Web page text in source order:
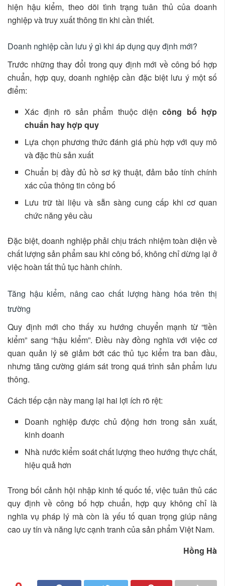
hiện hậu kiểm, theo dõi tình trạng tuân thủ của doanh
nghiệp và truy xuất thông tin khi cần thiết.
Doanh nghiệp cần lưu ý gì khi áp dụng quy định mới?
Trước những thay đổi trong quy định mới về công bố hợp
chuẩn, hợp quy, doanh nghiệp cần đặc biệt lưu ý một số
điểm:
Xác định rõ sản phẩm thuộc diệncông bố hợp
chuẩn hay hợp quy
Lựa chọn phương thức đánh giá phù hợp với quy mô
và đặc thù sản xuất
Chuẩn bị đầy đủ hồ sơ kỹ thuật, đảm bảo tính chính
xác của thông tin công bố
Lưu trữ tài liệu và sẵn sàng cung cấp khi cơ quan
chức năng yêu cầu
Đặc biệt, doanh nghiệp phải chịu trách nhiệm toàn diện về
chất lượng sản phẩm sau khi công bố, không chỉ dừng lại ở
việc hoàn tất thủ tục hành chính.
Tăng hậu kiểm, nâng cao chất lượng hàng hóa trên thị
trường
Quy định mới cho thấy xu hướng chuyển mạnh từ “tiền
kiểm” sang “hậu kiểm”. Điều này đồng nghĩa với việc cơ
quan quản lý sẽ giảm bớt các thủ tục kiểm tra ban đầu,
nhưng tăng cường giám sát trong quá trình sản phẩm lưu
thông.
Cách tiếp cận này mang lại hai lợi ích rõ rệt:
Doanh nghiệp được chủ động hơn trong sản xuất,
kinh doanh
Nhà nước kiểm soát chất lượng theo hướng thực chất,
hiệu quả hơn
Trong bối cảnh hội nhập kinh tế quốc tế, việc tuân thủ các
quy định về công bố hợp chuẩn, hợp quy không chỉ là
nghĩa vụ pháp lý mà còn là yếu tố quan trọng giúp nâng
cao uy tín và năng lực cạnh tranh của sản phẩm Việt Nam.
Hồng Hà